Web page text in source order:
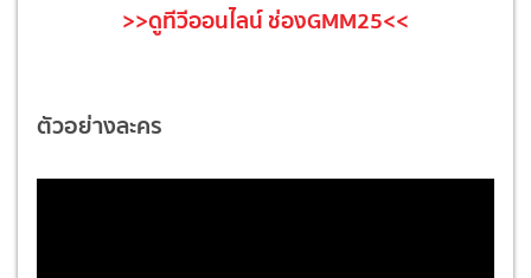
>>ดูทีวีออนไลน์ ช่องGMM25<<
ตัวอย่างละคร